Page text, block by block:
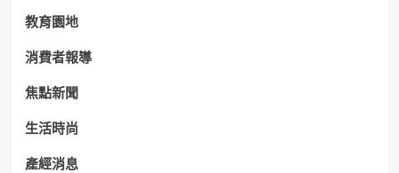
教育園地
消費者報導
焦點新聞
生活時尚
產經消息